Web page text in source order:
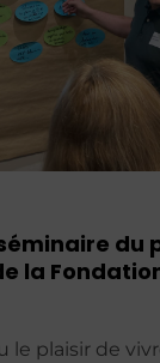
du
la
le plaisir de